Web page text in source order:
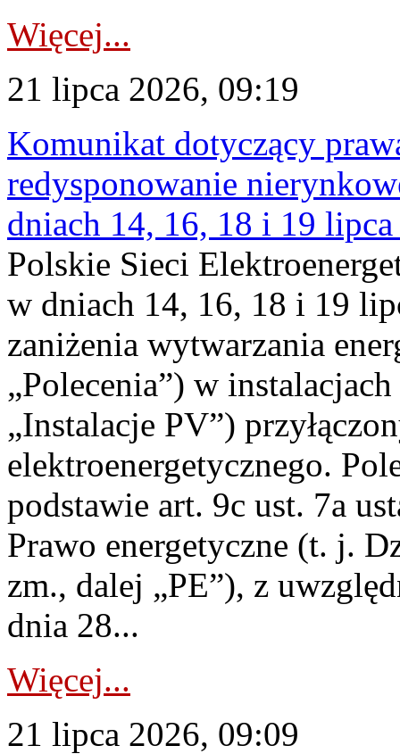
Więcej...
21 lipca 2026, 09:19
Komunikat dotyczący
redysponowanie
dniach 14, 16, 18 i 19
Polskie Sieci
w dniach 14, 16, 18 i 19
zaniżenia wytwarzania
„Polecenia”) w
„Instalacje PV”)
elektroenergetycznego.
podstawie art. 9c ust. 7a
Prawo energetyczne (t. j.
zm., dalej „PE”), z
dnia 28...
Więcej...
21 lipca 2026, 09:09